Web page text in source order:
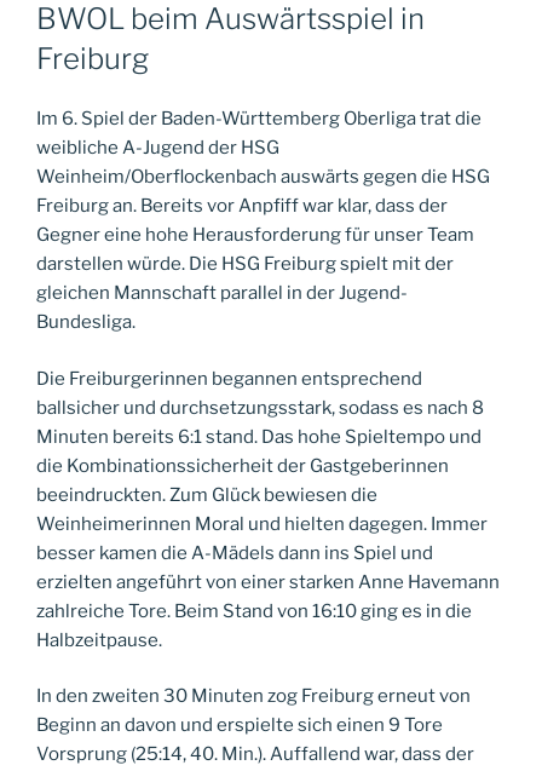
BWOL beim Auswärtsspiel in
Freiburg
Im 6. Spiel der Baden-Württemberg Oberliga trat die
weibliche A-Jugend der HSG
Weinheim/Oberflockenbach auswärts gegen die HSG
Freiburg an. Bereits vor Anpfiff war klar, dass der
Gegner eine hohe Herausforderung für unser Team
darstellen würde. Die HSG Freiburg spielt mit der
gleichen Mannschaft parallel in der Jugend-
Bundesliga.
Die Freiburgerinnen begannen entsprechend
ballsicher und durchsetzungsstark, sodass es nach 8
Minuten bereits 6:1 stand. Das hohe Spieltempo und
die Kombinationssicherheit der Gastgeberinnen
beeindruckten. Zum Glück bewiesen die
Weinheimerinnen Moral und hielten dagegen. Immer
besser kamen die A-Mädels dann ins Spiel und
erzielten angeführt von einer starken Anne Havemann
zahlreiche Tore. Beim Stand von 16:10 ging es in die
Halbzeitpause.
In den zweiten 30 Minuten zog Freiburg erneut von
Beginn an davon und erspielte sich einen 9 Tore
Vorsprung (25:14, 40. Min.). Auffallend war, dass der